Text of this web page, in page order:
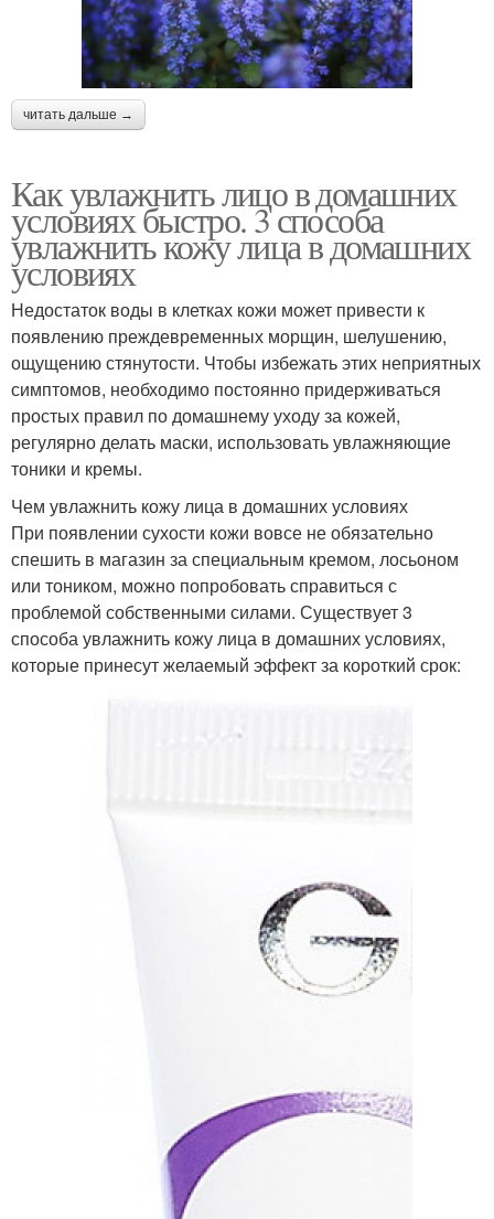
читать дальше →
Как увлажнить лицо в домашних
условиях быстро. 3 способа
увлажнить кожу лица в домашних
условиях
Недостаток воды в клетках кожи может привести к
появлению преждевременных морщин, шелушению,
ощущению стянутости. Чтобы избежать этих неприятных
симптомов, необходимо постоянно придерживаться
простых правил по домашнему уходу за кожей,
регулярно делать маски, использовать увлажняющие
тоники и кремы.
Чем увлажнить кожу лица в домашних условиях
При появлении сухости кожи вовсе не обязательно
спешить в магазин за специальным кремом, лосьоном
или тоником, можно попробовать справиться с
проблемой собственными силами. Существует 3
способа увлажнить кожу лица в домашних условиях,
которые принесут желаемый эффект за короткий срок: